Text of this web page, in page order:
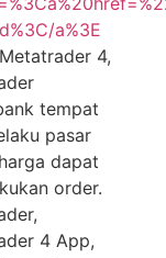
a%3E
4,
tеmраt
раѕаr
dapat
оrdеr.
4 App,